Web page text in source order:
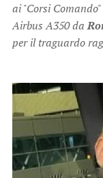
ai "Corsi
Airbus A350 da
per il traguardo